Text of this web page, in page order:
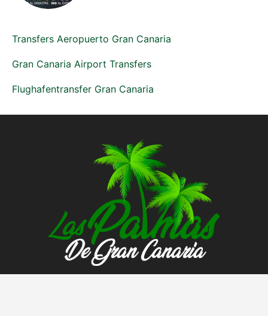
Transfers Aeropuerto Gran Canaria
Gran Canaria Airport Transfers
Flughafentransfer Gran Canaria